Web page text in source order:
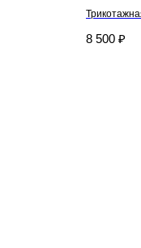
8 500 ₽